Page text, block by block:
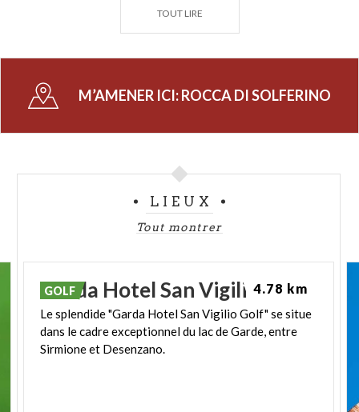
De la terrasse de la Forteresse
panoramade la florissante campagne,
et voir au loin, vers le nord, la Tour de Saint Martin, à
environ 10 km, le lac de Garde, et au sud les
premiers contreforts des Apennins, Castiglione
TOUT LIRE
M’AMENER ICI:ROCCA DI SOLFERINO
LIEUX
Tout montrer
Garda HotelSanVigilioGolf
Le splendide "Garda Hotel San Vigilio Golf" se situe
dans le cadre exceptionnel du lac de Garde, entre
Sirmione et Desenzano.
GOLF 4.78 km